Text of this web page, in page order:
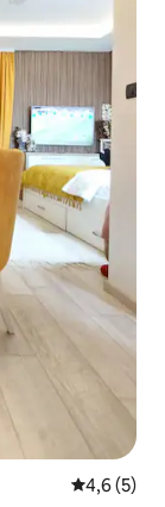
Prosječna
4,6 (5)